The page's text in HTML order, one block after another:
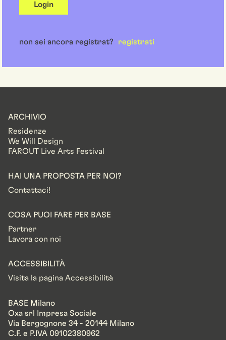
Login
non sei ancora registrat? registrati
ARCHIVIO
Residenze
We Will Design
FAROUT Live Arts Festival
HAI UNA PROPOSTA PER NOI?
Contattaci!
COSA PUOI FARE PER BASE
Partner
Lavora con noi
ACCESSIBILITÀ
Visita la pagina Accessibilità
BASE Milano
Oxa srl Impresa Sociale
Via Bergognone 34 - 20144 Milano
C.F. e P.IVA 09102380962